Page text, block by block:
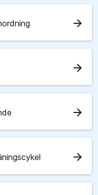
arrow_forward
arrow_forward
arrow_forward
arrow_forward